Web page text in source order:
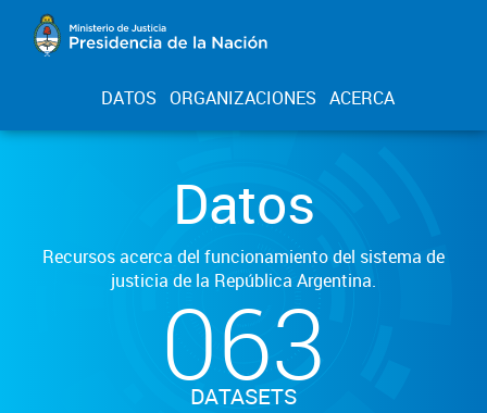
DATOS ORGANIZACIONES ACERCA
Datos
Recursos acerca del funcionamiento del sistema de
justicia de la República Argentina.
063
DATASETS